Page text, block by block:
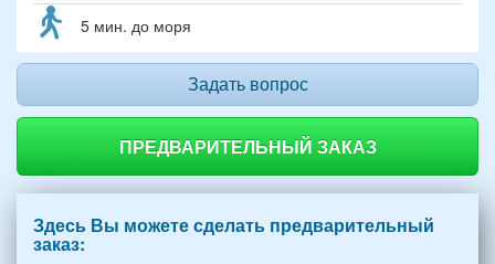
5 мин. до моря
Задать вопрос
ПРЕДВАРИТЕЛЬНЫЙ ЗАКАЗ
Здесь Вы можете сделать предварительный
заказ: